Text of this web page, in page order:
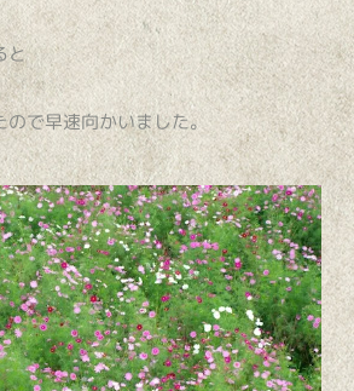
と
で早速向かいました。